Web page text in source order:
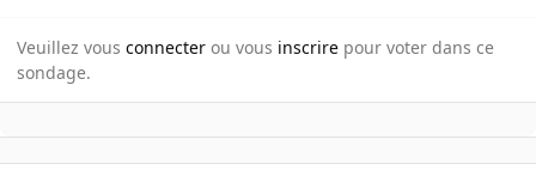
Veuillez vous connecter ou vous inscrire pour voter dans ce
sondage.